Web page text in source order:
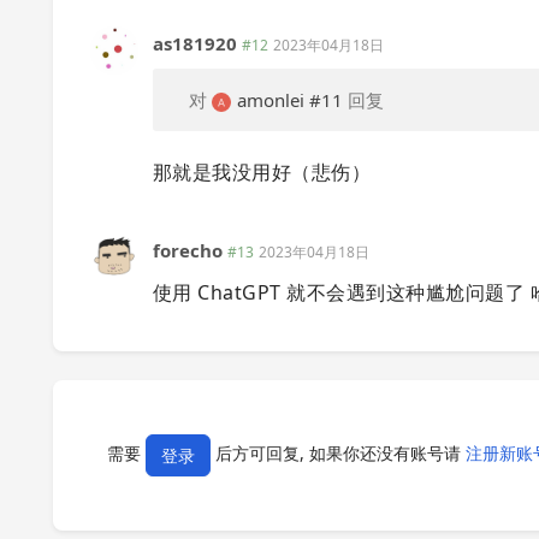
as181920 #12 2023年04月18日
对 amonlei #11 回复
那就是我没用好（悲伤）
forecho #13 2023年04月18日
使用 ChatGPT 就不会遇到这种尴尬问题了
需要 登录 后方可回复, 如果你还没有账号请 注册新账